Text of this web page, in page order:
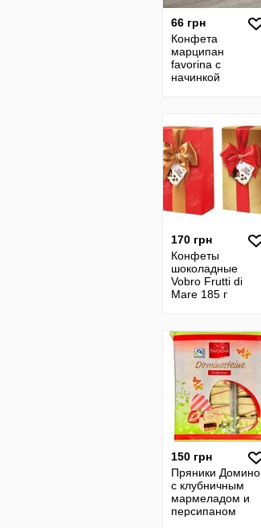
66 грн
Конфета
марципан
favorina с
начинкой
170 грн
Конфеты
шоколадные
Vobro Frutti di
Mare 185 г
150 грн
Пряники Домино
с клубничным
мармеладом и
персипаном